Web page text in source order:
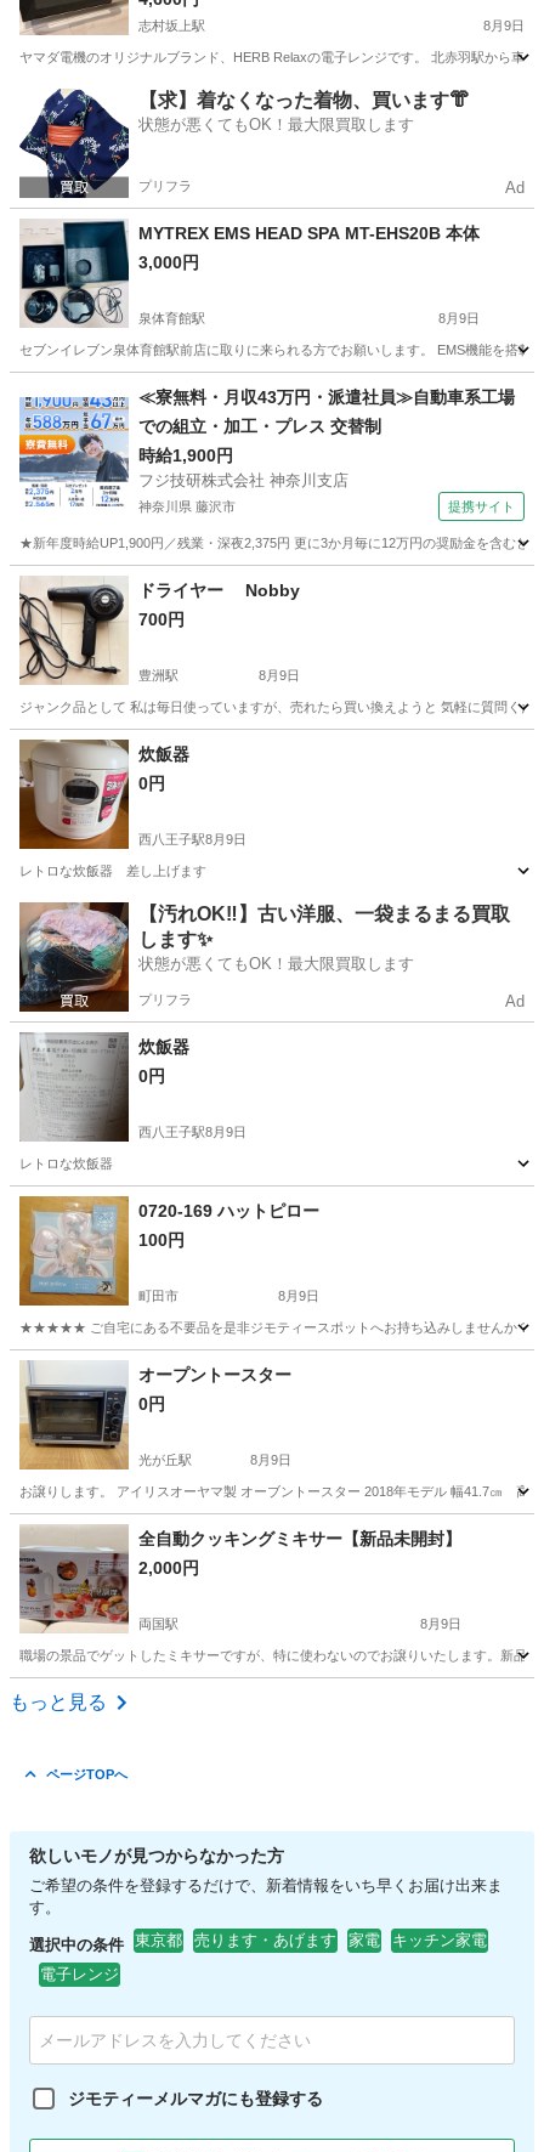
志村坂上駅 8月9日
ヤマダ電機のオリジナルブランド、HERB Relaxの電子レンジです。 北赤羽駅から車
東京 板橋区 志村坂上駅 キッチン家電
【求】着なくなった着物、買います👘
状態が悪くてもOK！最大限買取します
プリフラ Ad
MYTREX EMS HEAD SPA MT-EHS20B 本体
3,000円
泉体育館駅 8月9日
セブンイレブン泉体育館駅前店に取りに来られる方でお願いします。 EMS機能を搭
泉体育館駅 美容家電
≪寮無料・月収43万円・派遣社員≫自動車系工場
での組立・加工・プレス 交替制
時給1,900円
フジ技研株式会社 神奈川支店
神奈川県 藤沢市 提携サイト
★新年度時給UP1,900円／残業・深夜2,375円 更に3か月毎に12万円の奨励金を含む
神奈川 藤沢市 その他
ドライヤー Nobby
700円
豊洲駅 8月9日
ジャンク品として 私は毎日使っていますが、売れたら買い換えようと 気軽に質問くだ
東京 江東区 豊洲駅
炊飯器
0円
西八王子駅8月9日
レトロな炊飯器 差し上げます
東京 八王子市 西八王子駅 キッチン家電 レトロ
【汚れOK‼️】古い洋服、一袋まるまる買取
します✨
状態が悪くてもOK！最大限買取します
プリフラ Ad
炊飯器
0円
西八王子駅8月9日
レトロな炊飯器
東京 八王子市 生活家電
0720-169 ハットピロー
100円
町田市 8月9日
★★★★★ ご自宅にある不要品を是非ジモティースポットへお持ち込みしませんか？
東京 町田市 季節、空調家電
オープントースター
0円
光が丘駅 8月9日
お譲りします。 アイリスオーヤマ製 オーブントースター 2018年モデル 幅41.7㎝ 高
東京 練馬区 光が丘駅 キッチン家電
全自動クッキングミキサー【新品未開封】
2,000円
両国駅 8月9日
職場の景品でゲットしたミキサーですが、特に使わないのでお譲りいたします。新品
東京 墨田区
もっと見る
ページTOPへ
欲しいモノが見つからなかった方
ご希望の条件を登録するだけで、新着情報をいち早くお届け出来ま
す。
選択中の条件 東京都 売ります・あげます 家電
キッチン家電
電子レンジ
ジモティーメルマガにも登録する